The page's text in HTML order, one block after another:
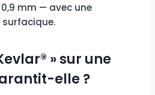
mm — avec une
surfacique.
» sur une
elle ?